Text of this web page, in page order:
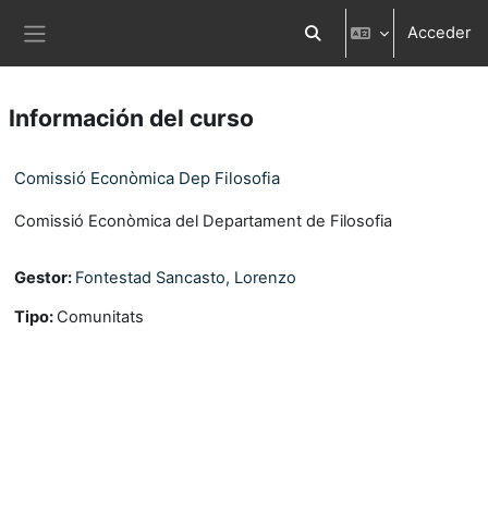
Selector de búsqueda
Acceder
Información del curso
Comissió Econòmica Dep Filosofia
Comissió Econòmica del Departament de Filosofia
Gestor: Fontestad Sancasto, Lorenzo
Tipo: Comunitats